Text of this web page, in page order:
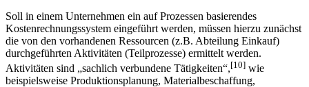
Soll in einem Unternehmen ein auf Prozessen basierendes
Kostenrechnungssystem eingeführt werden, müssen hierzu zunächst
die von den vorhandenen Ressourcen (z.B. Abteilung Einkauf)
durchgeführten Aktivitäten (Teilprozesse) ermittelt werden.
Aktivitäten sind „sachlich verbundene Tätigkeiten“,[10] wie
beispielsweise Produktionsplanung, Materialbeschaffung,